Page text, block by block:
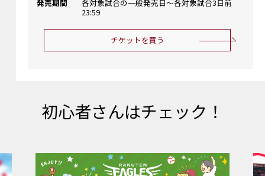
発売期間
各対象試合の一般発売日～各対象試合3日前
23:59
チケットを買う
初心者さんはチェック！